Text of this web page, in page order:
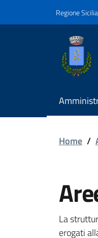
Regione
Aree Home /
La
erogati